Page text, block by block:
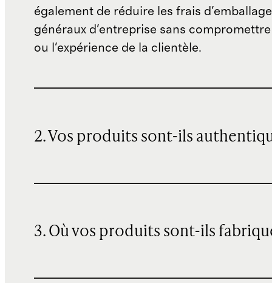
également de réduire les frais
généraux d'entreprise sans
ou l'expérience de la clientèle.
2. Vos produits sont-ils
3. Où vos produits sont-ils